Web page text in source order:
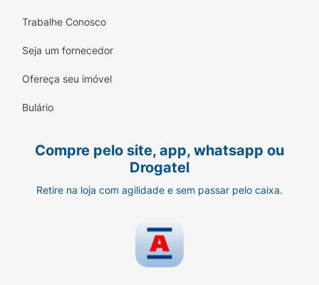
Trabalhe Conosco
Seja um fornecedor
Ofereça seu imóvel
Bulário
Compre pelo site, app, whatsapp ou
Drogatel
Retire na loja com agilidade e sem passar pelo caixa.